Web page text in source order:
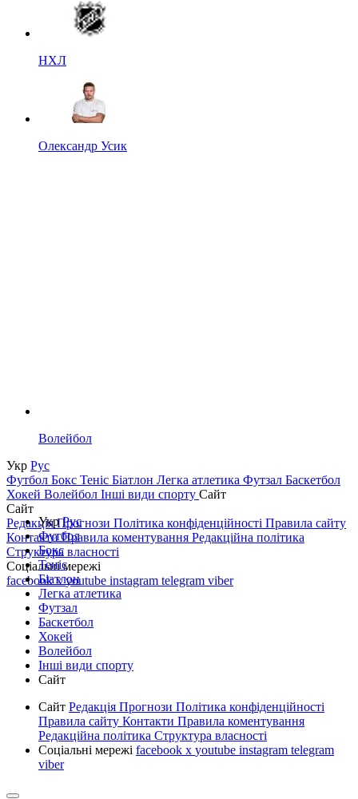
НХЛ
Олександр Усик
Волейбол
Укр Рус
Футбол Бокс Теніс Біатлон Легка атлетика Футзал Баскетбол
Хокей Волейбол Інші види спорту Сайт
Сайт
РедакціяПрогнози Політика конфіденційності Правила сайту
КонтактиПравила коментування Редакційна політика
Структура власності
Соціальні мережі
facebookxyoutube instagram telegram viber
УкрРус
Футбол
Бокс
Теніс
Біатлон
Легка атлетика
Футзал
Баскетбол
Хокей
Волейбол
Інші види спорту
Сайт
Сайт Редакція Прогнози Політика конфіденційності
Правила сайту Контакти Правила коментування
Редакційна політика Структура власності
Соціальні мережі facebook x youtube instagram telegram
viber